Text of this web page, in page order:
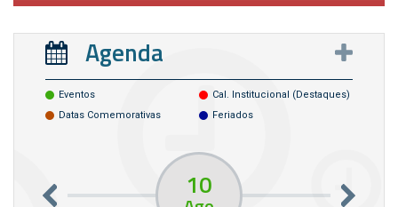
Agenda
Eventos
Cal. Institucional (destaques)
Datas Comemorativas
Feriados
10